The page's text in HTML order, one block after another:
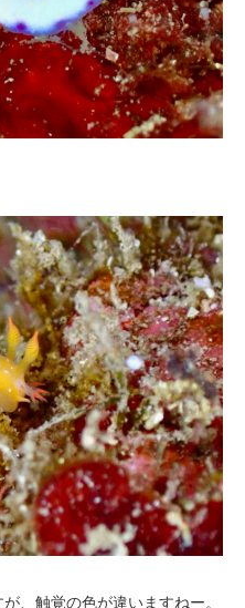
、触覚の色が違いますねー。